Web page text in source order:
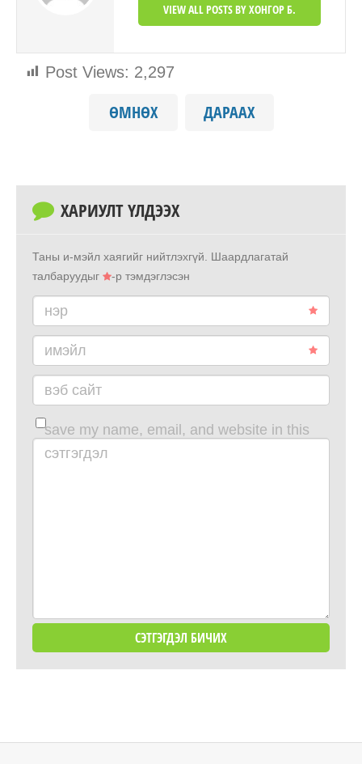
Post Views: 2,297
VIEW ALL POSTS BY ХОНГОР Б.
ӨМНӨХ ДАРААХ
ХАРИУЛТ ҮЛДЭЭХ
Таны и-мэйл хаягийг нийтлэхгүй.
Шаардлагатай
талбаруудыг
-р тэмдэглэсэн
нэр
имэйл
вэб сайт
save my name, email, and website in this
browser for the next time i comment.
сэтгэгдэл